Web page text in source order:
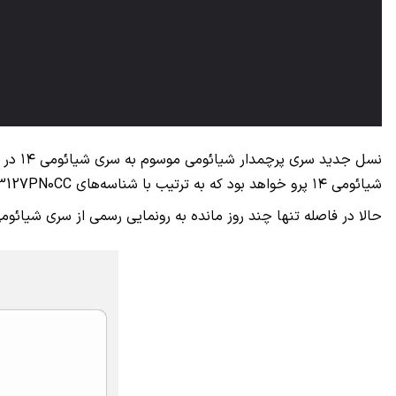
شیائومی ۱۴ پرو خواهد بود که به ترتیب با شناسه‌های 23127PN0CC و 23116PN5BC عرضه خواهند شد.
حالا در فاصله تنها چند روز مانده به رونمایی رسمی از سری شیائومی ۱۴، نسخه استاندارد سری امروز در بنچمارک گیک‌بنچ لیست و سخت‌افزار به کار رفته در آن